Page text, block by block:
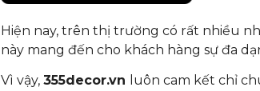
Hiện nay, trên thị trường có rất nhiều
này mang đến cho khách hàng sự đa
Vì vậy, 355decor.vn
luôn cam kết chỉ